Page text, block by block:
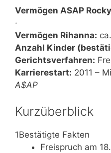
Vermögen ASAP
·
Vermögen Rihanna:
Anzahl Kinder
Gerichtsverfahren:
Karrierestart: 2011 –
A$AP
Kurzüberblick
1Bestätigte Fakten
Freispruch am